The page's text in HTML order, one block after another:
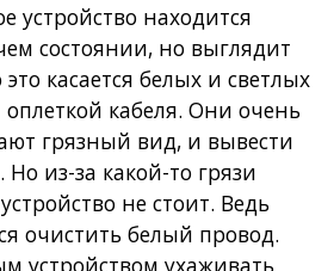
устройство находится
состоянии, но выглядит
касается белых и светлых
кабеля. Они очень
грязный вид, и вывести
из-за какой-то грязи
не стоит. Ведь
очистить белый провод.
устройством ухаживать